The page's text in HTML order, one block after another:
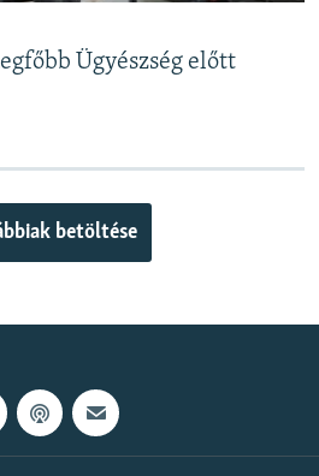
Ügyészség előtt
betöltése